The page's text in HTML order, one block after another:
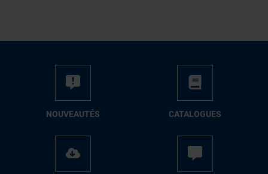
NOUVEAUTÉS CATALOGUES